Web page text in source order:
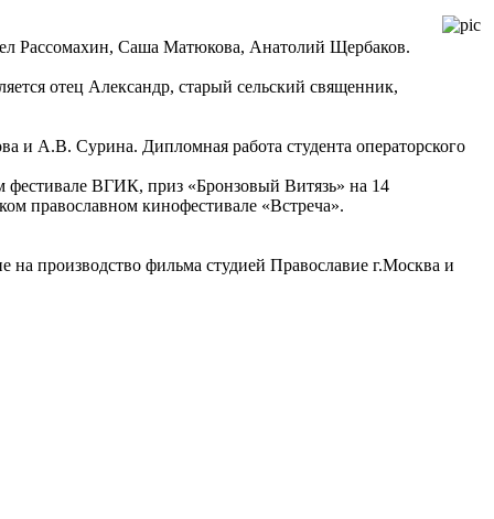
Рассомахин, Саша Матюкова, Анатолий Щербаков.
отец Александр, старый сельский священник,
и А.В. Сурина. Дипломная работа студента операторского
ВГИК, приз «Бронзовый Витязь» на 14
православном кинофестивале «Встреча».
производство фильма студией Православие г.Москва и